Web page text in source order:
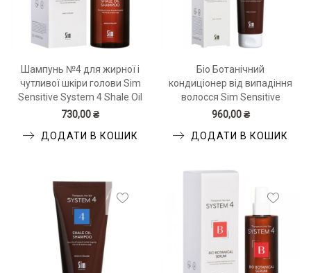
Шампунь №4 для жирної і
чутливої шкіри голови Sim
Sensitive System 4 Shale Oil
Shampoo 250 мл
730,00 ₴
ДОДАТИ В КОШИК
Біо Ботанічний
кондиціонер від випадіння
волосся Sim Sensitive
System 4 B Bio Botanical
960,00 ₴
ДОДАТИ В КОШИК